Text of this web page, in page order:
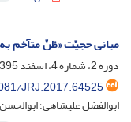
مبانی حجیّت «ظنّ متآخم
دوره 2، شماره 4، اسفند 1395، صفحه
JRJ.2017.64525
ابوالفضل علیشاهی؛